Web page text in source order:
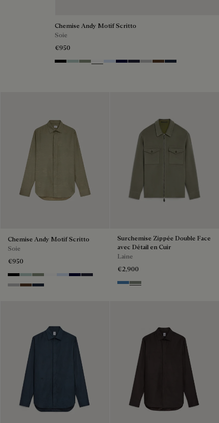
Chemise Andy Motif Scritto
Soie
€950
NoirDuck Egg
Slate Green
Blanc Optique
Sky Blue
Nero Blue
Cold Night Blue
Icy Grey
Earth Brown
Blue Indigo
Chemise Andy Motif Scritto
Soie
€950
NoirDuck Egg
Slate Green
Blanc Optique
Sky Blue
Nero Blue
Cold Night Blue
Icy Grey
Earth Brown
Blue Indigo
Surchemise Zippée Double Face
avec Détail en Cuir
Laine
€2,900
Nile Blue & Internal Giant Scri
Kaki & Internal Giant